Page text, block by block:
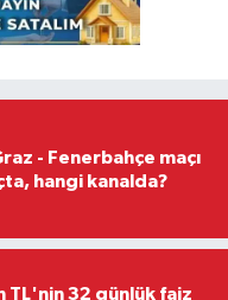
- Fenerbahçe maçı
hangi kanalda?
TL'nin 32 günlük faiz